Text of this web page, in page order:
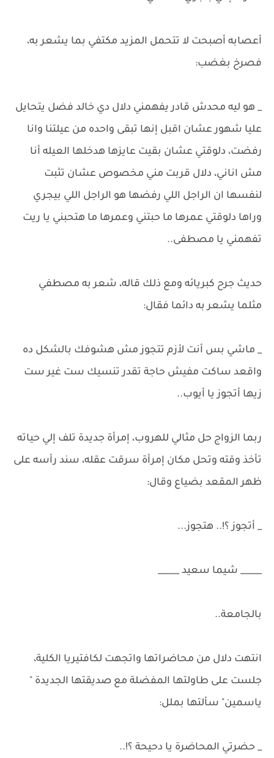
أعصابه أصبحت لا تتحمل المزيد مكتفي بما يشعر به،
فصرخ بغضب:
_ هو ليه محدش قادر يفهمني دلال دي خالد فضل يتحايل
عليا شهور عشان اقبل إنها تبقى واحده من عيلتنا وانا
رفضت، دلوقتي عشان بقيت عايزها هدخلها العيله أنا
مش اناني، دلال قربت مني مخصوص عشان تثبت
لنفسها ان الراجل اللي رفضها هو الراجل اللي بيجري
وراها دلوقتي عمرها ما حبتني وعمرها ما هتحبني يا ريت
تفهمني يا مصطفى..
حديث جرح كبريائه ومع ذلك قاله، شعر به مصطفي
مثلما يشعر به دائما فقال:
_ ماشي بس أنت لأزم تتجوز مش هشوفك بالشكل ده
واقعد ساكت مفيش حاجة تقدر تنسيك ست غير ست
زيها أتجوز يا أيوب..
ربما الزواج حل مثالي للهروب، إمرأة جديدة تلف إلي حياته
تأخذ وقته وتحل مكان إمرأة سرقت عقله، سند رأسه على
ظهر المقعد بضياع وقال:
_ أتجوز ؟!.. هتجوز...
_____ شيما سعيد _____
بالجامعة..
انتهت دلال من محاضراتها واتجهت لكافتيريا الكلية،
جلست على طاولتها المفضلة مع صديقتها الجديدة "
ياسمين" سألتها بملل:
_ حضرتي المحاضرة يا دحيحة ؟!..